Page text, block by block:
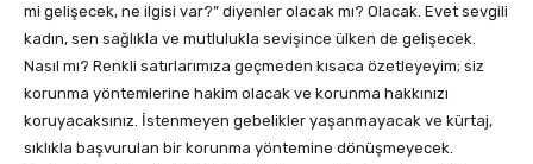
mi gelişecek, ne ilgisi var?” diyenler olacak mı? Olacak. Evet sevgili
kadın, sen sağlıkla ve mutlulukla sevişince ülken de gelişecek.
Nasıl mı? Renkli satırlarımıza geçmeden kısaca özetleyeyim; siz
korunma yöntemlerine hakim olacak ve korunma hakkınızı
koruyacaksınız. İstenmeyen gebelikler yaşanmayacak ve kürtaj,
sıklıkla başvurulan bir korunma yöntemine dönüşmeyecek.